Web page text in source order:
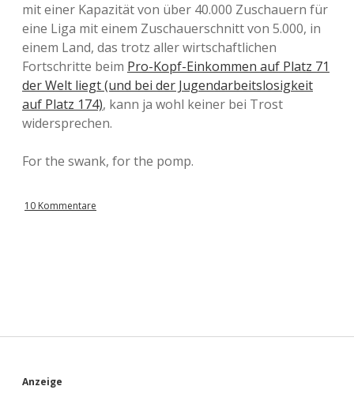
mit einer Kapazität von über 40.000 Zuschauern für
eine Liga mit einem Zuschauerschnitt von 5.000, in
einem Land, das trotz aller wirtschaftlichen
Fortschritte beim Pro-Kopf-Einkommen auf Platz 71
der Welt liegt (und bei der Jugendarbeitslosigkeit
auf Platz 174), kann ja wohl keiner bei Trost
widersprechen.
For the swank, for the pomp.
10 Kommentare
S
Anzeige